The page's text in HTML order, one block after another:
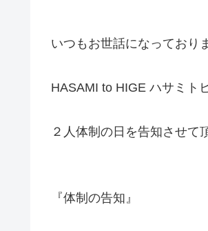
いつもお世話になっており
HASAMI to HIGE ハサミト
２人体制の日を告知させて
『体制の告知』